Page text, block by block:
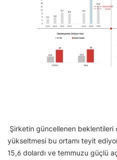
Şirketin güncellenen
yükseltmesi bu ortamı teyit
15,6 dolardı ve temmuzu güçlü